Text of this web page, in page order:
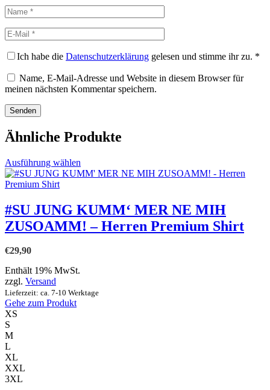
Name
E-
Mail
Ich habe die Datenschutzerklärung gelesen und stimme ihr zu. *
Name, E-Mail-Adresse und Website in diesem Browser für
meinen nächsten Kommentar speichern.
Ähnliche Produkte
Ausführung wählen
Produkt
Varianten
auf.
Die
gewählt
#SU JUNG KUMM‘ MER NE MIH
ZUSOAMM! – Herren Premium Shirt
€29,90
Enthält 19% MwSt.
zzgl. Versand
Lieferzeit: ca. 7-10 Werktage
Gehe zum Produkt
XS
S
M
L
XL
XXL
3XL